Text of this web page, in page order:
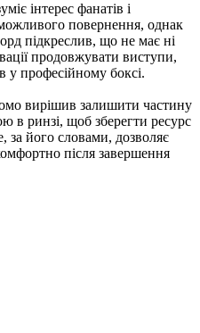
інтерес фанатів і
повернення, однак
підкреслив, що не має ні
продовжувати виступи,
у професійному боксі.
вирішив залишити частину
в ринзі, щоб зберегти ресурс
за його словами, дозволяє
після завершення